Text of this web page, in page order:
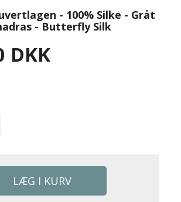
- 100% Silke - Gråt
- Butterfly Silk
DKK